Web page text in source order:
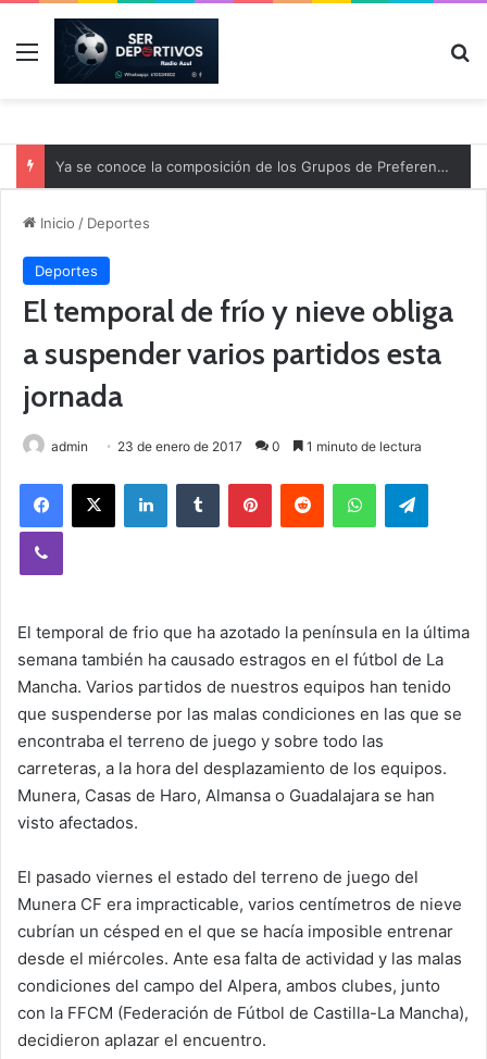
Menú
Ya se conoce la composición de los Grupos de Preferente y el calendario
Inicio / Deportes
Deportes
El temporal de frío y nieve obliga
a suspender varios partidos esta
jornada
admin 23 de enero de 2017 0 1 minuto de lectura
El temporal de frio que ha azotado la península en la última
semana también ha causado estragos en el fútbol de La
Mancha. Varios partidos de nuestros equipos han tenido
que suspenderse por las malas condiciones en las que se
encontraba el terreno de juego y sobre todo las
carreteras, a la hora del desplazamiento de los equipos.
Munera, Casas de Haro, Almansa o Guadalajara se han
visto afectados.
El pasado viernes el estado del terreno de juego del
Munera CF era impracticable, varios centímetros de nieve
cubrían un césped en el que se hacía imposible entrenar
desde el miércoles. Ante esa falta de actividad y las malas
condiciones del campo del Alpera, ambos clubes, junto
con la FFCM (Federación de Fútbol de Castilla-La Mancha),
decidieron aplazar el encuentro.